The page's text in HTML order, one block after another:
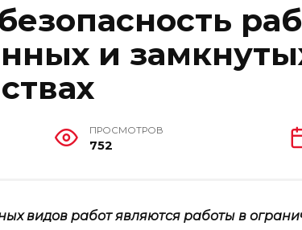
и
ПРОСМОТРОВ
752
видов работ являются работы в